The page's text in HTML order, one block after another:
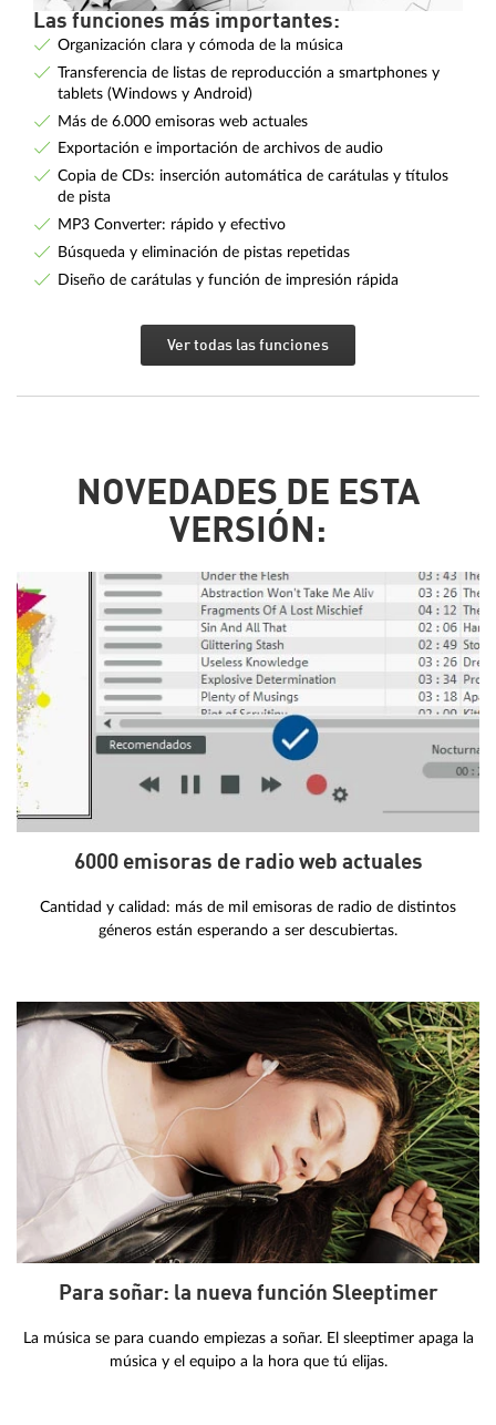
Las funciones más importantes:
Organización clara y cómoda de la música
Transferencia de listas de reproducción a smartphones y
tablets (Windows y Android)
Más de 6.000 emisoras web actuales
Exportación e importación de archivos de audio
Copia de CDs: inserción automática de carátulas y títulos
de pista
MP3 Converter: rápido y efectivo
Búsqueda y eliminación de pistas repetidas
Diseño de carátulas y función de impresión rápida
Ver todas las funciones
NOVEDADES DE ESTA
VERSIÓN:
6000 emisoras de radio web actuales
Cantidad y calidad: más de mil emisoras de radio de distintos
géneros están esperando a ser descubiertas.
Para soñar: la nueva función Sleeptimer
La música se para cuando empiezas a soñar. El sleeptimer apaga la
música y el equipo a la hora que tú elijas.